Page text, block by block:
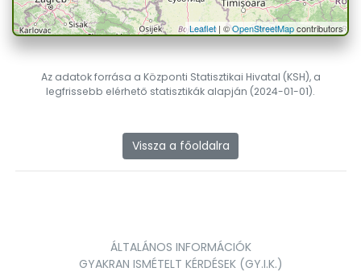
Leaflet| ©OpenStreetMapcontributors
Az adatok forrása a Központi Statisztikai Hivatal (KSH), a
legfrissebb elérhető statisztikák alapján (2024-01-01).
Vissza a főoldalra
ÁLTALÁNOS INFORMÁCIÓK
GYAKRAN ISMÉTELT KÉRDÉSEK (GY.I.K.)